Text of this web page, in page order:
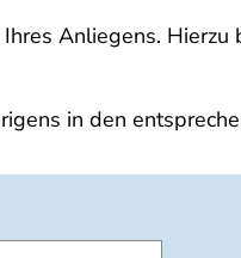
Anliegens.
in den